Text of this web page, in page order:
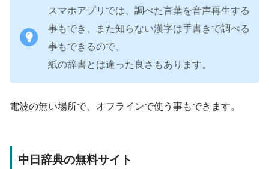
スマホアプリでは、調べた言葉を音声再生する
事もでき、また知らない漢字は手書きで調べる
事もできるので、
紙の辞書とは違った良さもあります。
電波の無い場所で、オフラインで使う事もできます。
中日辞典の無料サイト